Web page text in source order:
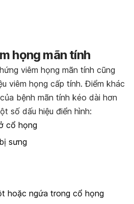
họng mãn tính
viêm họng mãn tính cũng
viêm họng cấp tính. Điểm khác
bệnh mãn tính kéo dài hơn
số dấu hiệu điển hình:
cổ họng
sưng
hoặc ngứa trong cổ họng